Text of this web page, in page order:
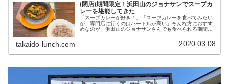
(閉店)期間限定！浜田山のジョナサンでスープカ
レーを堪能してきた
「スープカレーが好き！」「スープカレーを食べてみたい
が、専門店に行くのはハードルが高い」そんな方におすす
めなのが、浜田山のジョナサンさんでも食べられる期間限
takaido-lunch.com 2020.03.08